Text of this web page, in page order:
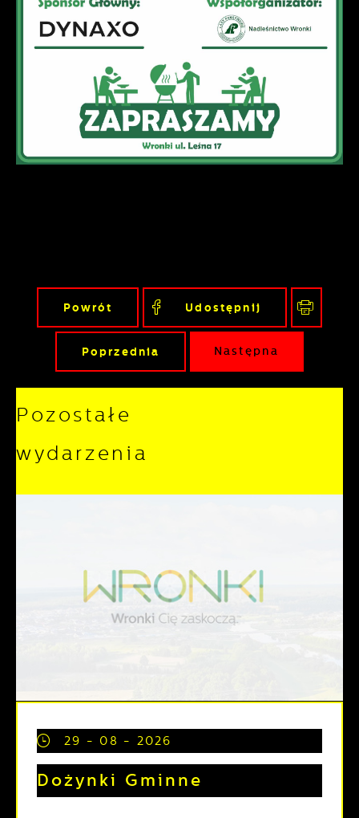
Powrót Udostępnij
Poprzednia Następna
Pozostałe
wydarzenia
29 - 08 - 2026
Dożynki Gminne